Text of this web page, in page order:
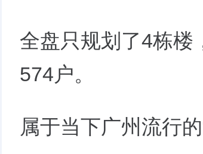
全盘只规划了4栋楼
574户。
属于当下广州流行的